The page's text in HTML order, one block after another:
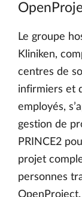
Le groupe
Kliniken,
centres de
infirmiers et
employés,
gestion de
PRINCE2
projet
personnes
OpenProject.